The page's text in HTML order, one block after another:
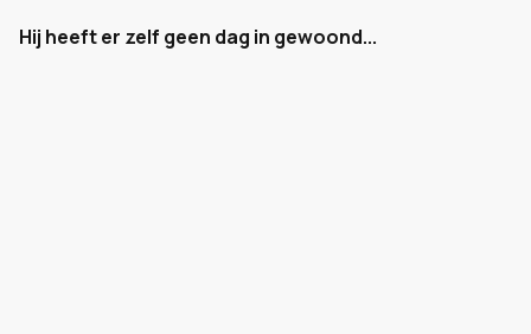
Hij heeft er zelf geen dag in gewoond...